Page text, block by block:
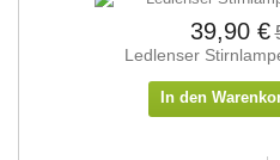
39,90 €
Ledlenser
In den